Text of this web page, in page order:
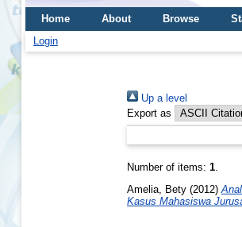
Home About Browse
Login
Up a level
Export as
Number of items: 1.
Amelia, Bety (2012)
Kasus Mahasiswa